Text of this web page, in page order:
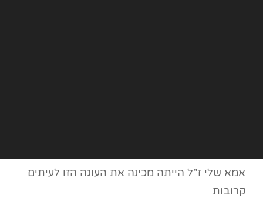
אמא שלי ז"ל הייתה מכינה את העוגה הזו לעיתים
קרובות